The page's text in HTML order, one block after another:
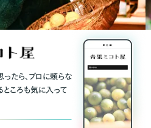
ったら、プロに頼らな
ところも気に入って